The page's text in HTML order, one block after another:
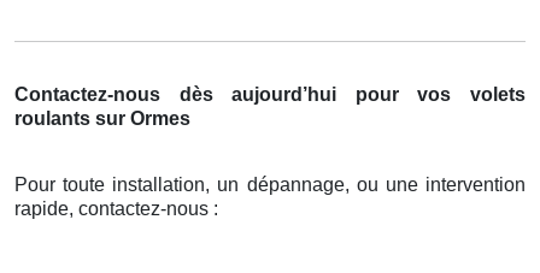
Contactez-nous dès aujourd’hui pour vos volets
roulants sur Ormes
Pour toute installation, un dépannage, ou une intervention
rapide, contactez-nous :